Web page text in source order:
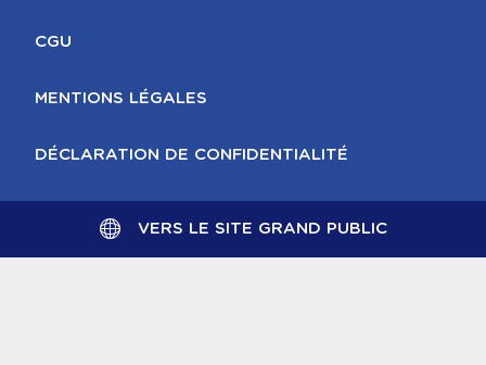
CGU
MENTIONS LÉGALES
DÉCLARATION DE CONFIDENTIALITÉ
VERS LE SITE GRAND PUBLIC